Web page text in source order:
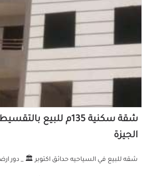
شقة سكنية 135م للبيع
الجيزة
شقه للبيع في السياحيه حدائق اكتوبر 🏛️ _ دور